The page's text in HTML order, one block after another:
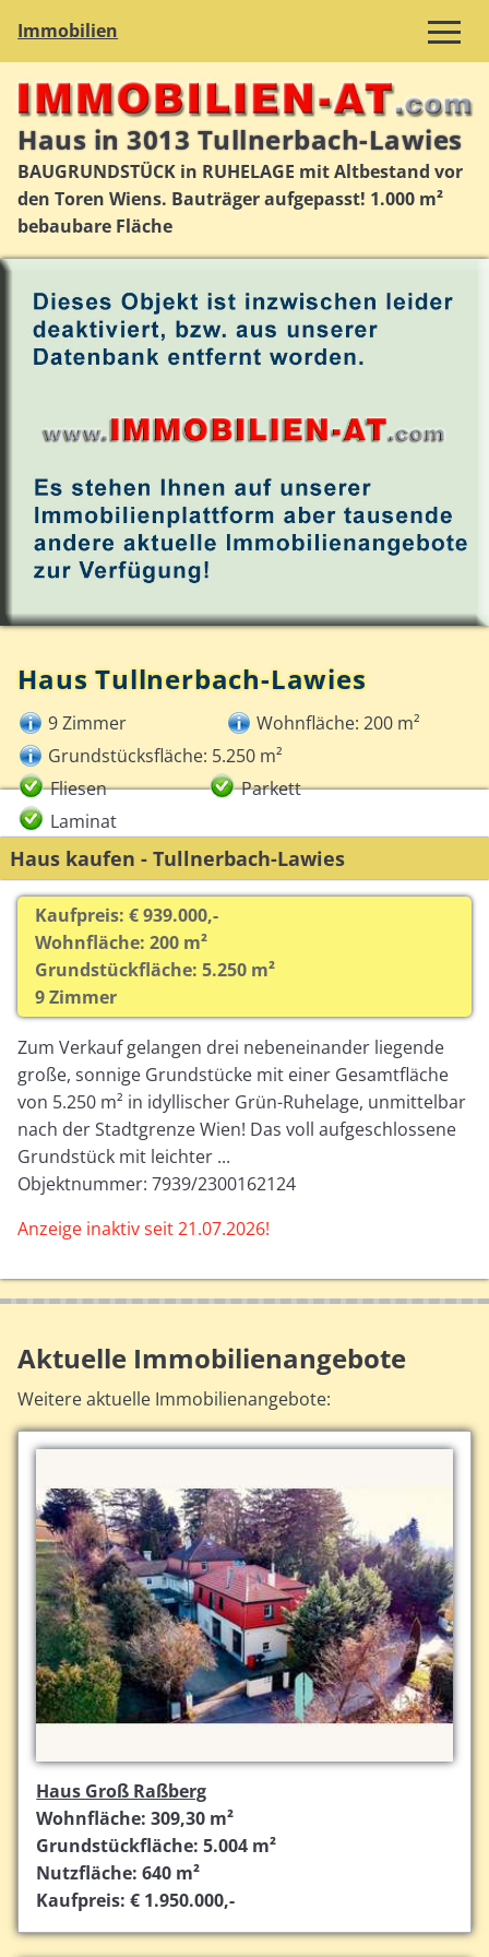
Immobilien
Haus in 3013 Tullnerbach-Lawies
BAUGRUNDSTÜCK in RUHELAGE mit Altbestand vor
den Toren Wiens. Bauträger aufgepasst! 1.000 m²
bebaubare Fläche
Haus Tullnerbach-Lawies
9 Zimmer
Wohnfläche: 200 m²
Grundstücksfläche: 5.250 m²
Fliesen
Parkett
Laminat
Haus kaufen - Tullnerbach-Lawies
Kaufpreis: € 939.000,-
Wohnfläche: 200 m²
Grundstückfläche: 5.250 m²
9 Zimmer
Zum Verkauf gelangen drei nebeneinander liegende
große, sonnige Grundstücke mit einer Gesamtfläche
von 5.250 m² in idyllischer Grün-Ruhelage, unmittelbar
nach der Stadtgrenze Wien! Das voll aufgeschlossene
Grundstück mit leichter ...
Objektnummer: 7939/2300162124
Anzeige inaktiv seit 21.07.2026!
Aktuelle Immobilienangebote
Weitere aktuelle Immobilienangebote:
Haus Groß Raßberg
Wohnfläche: 309,30 m²
Grundstückfläche: 5.004 m²
Nutzfläche: 640 m²
Kaufpreis: € 1.950.000,-